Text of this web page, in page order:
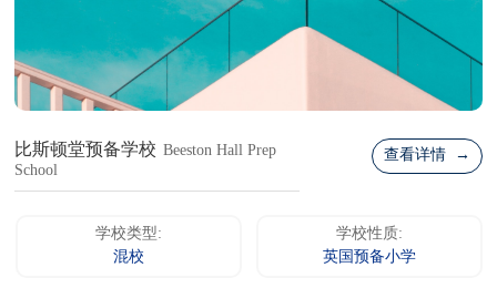
比斯顿堂预备学校 Beeston Hall Prep
School
查看详情 →
学校类型:
混校
学校性质:
英国预备小学